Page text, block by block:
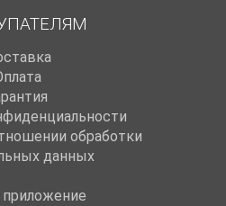
обработки
данных
приложение